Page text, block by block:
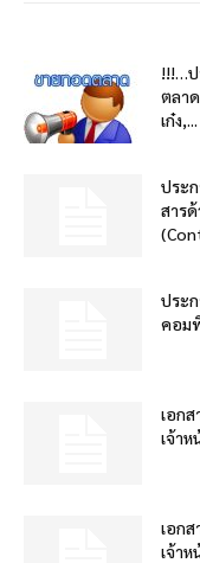
!!!…ป
ตลา
เก๋ง,...
ประ
สาร
ประ
คอม
เอก
เจ้า
เอก
เจ้า